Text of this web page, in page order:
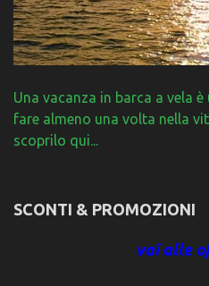
Una vacanza in barca a vela
fare almeno una volta nella
scoprilo qui...
SCONTI & PROMOZIONI
vai alle